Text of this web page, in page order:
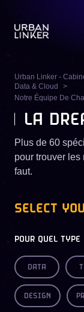
Urban Linker -
Data & Cloud
Notre Équipe De
LA
Plus de 60
pour trouver les
faut.
SELECT
POUR QUEL
DATA
DESIGN